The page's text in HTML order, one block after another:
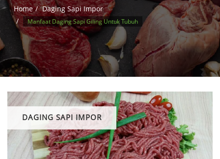
Home Daging Sapi Impor
Manfaat Daging Sapi Giling Untuk Tubuh
DAGING SAPI IMPOR